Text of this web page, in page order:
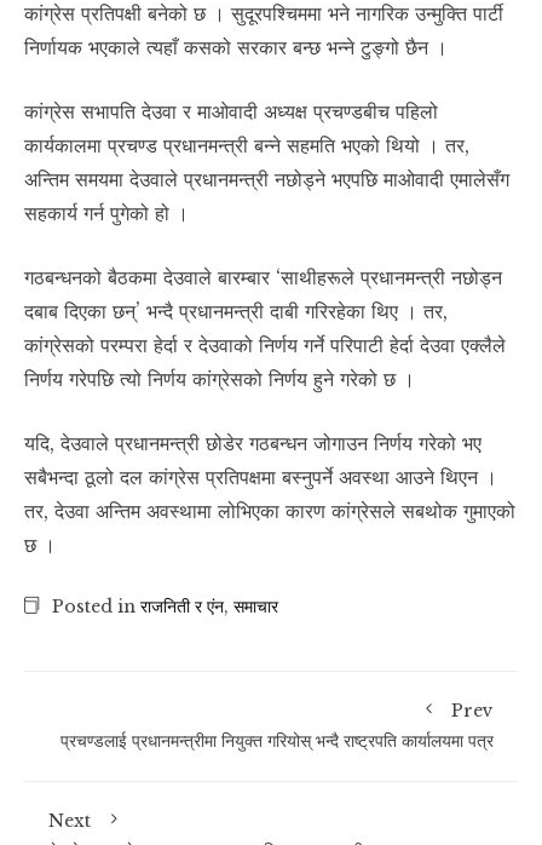
कांग्रेस प्रतिपक्षी बनेको छ । सुदूरपश्चिममा भने नागरिक उन्मुक्ति पार्टी
निर्णायक भएकाले त्यहाँ कसको सरकार बन्छ भन्ने टुङ्गो छैन ।
कांग्रेस सभापति देउवा र माओवादी अध्यक्ष प्रचण्डबीच पहिलो
कार्यकालमा प्रचण्ड प्रधानमन्त्री बन्ने सहमति भएको थियो । तर,
अन्तिम समयमा देउवाले प्रधानमन्त्री नछोड्ने भएपछि माओवादी एमालेसँग
सहकार्य गर्न पुगेको हो ।
गठबन्धनको बैठकमा देउवाले बारम्बार ‘साथीहरूले प्रधानमन्त्री नछोड्न
दबाब दिएका छन्’ भन्दै प्रधानमन्त्री दाबी गरिरहेका थिए । तर,
कांग्रेसको परम्परा हेर्दा र देउवाको निर्णय गर्ने परिपाटी हेर्दा देउवा एक्लैले
निर्णय गरेपछि त्यो निर्णय कांग्रेसको निर्णय हुने गरेको छ ।
यदि, देउवाले प्रधानमन्त्री छोडेर गठबन्धन जोगाउन निर्णय गरेको भए
सबैभन्दा ठूलो दल कांग्रेस प्रतिपक्षमा बस्नुपर्ने अवस्था आउने थिएन ।
तर, देउवा अन्तिम अवस्थामा लोभिएका कारण कांग्रेसले सबथोक गुमाएको
छ ।
Posted in राजनिती र एंन, समाचार
Prev
प्रचण्डलाई प्रधानमन्त्रीमा नियुक्त गरियोस् भन्दै राष्ट्रपति कार्यालयमा पत्र
Next